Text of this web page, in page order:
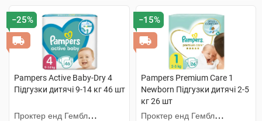
−25%
Pampers Active Baby-Dry 4
Підгузки дитячі 9-14 кг 46 шт
Проктер енд Гембл
−15%
Pampers Premium Care 1
Newborn Підгузки дитячі 2-5
кг 26 шт
Проктер енд Гембл